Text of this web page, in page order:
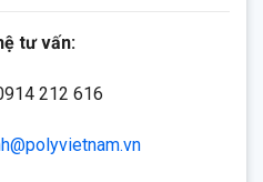
tư vấn:
212 616